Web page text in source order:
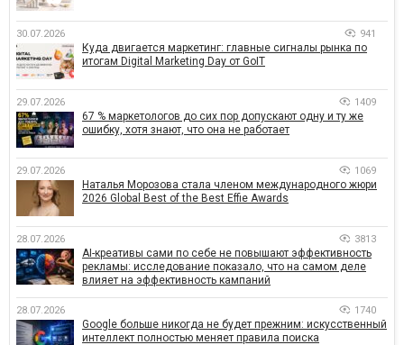
30.07.2026 941
Куда двигается маркетинг: главные сигналы рынка по
итогам Digital Marketing Day от GoIT
29.07.2026 1409
67 % маркетологов до сих пор допускают одну и ту же
ошибку, хотя знают, что она не работает
29.07.2026 1069
Наталья Морозова стала членом международного жюри
2026 Global Best of the Best Effie Awards
28.07.2026 3813
AI-креативы сами по себе не повышают эффективность
рекламы: исследование показало, что на самом деле
влияет на эффективность кампаний
28.07.2026 1740
Google больше никогда не будет прежним: искусственный
интеллект полностью меняет правила поиска